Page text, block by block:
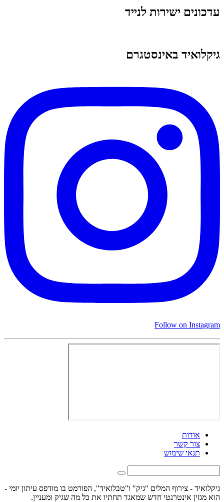
עדכונים ישירות לנייד
גיקלואיד באינסטגרם
Follow on Instagram
אודות
צור קשר
תנאי שימוש
גיקלואיד - צירוף המלים "גיק" ו"טבלואיד", הפורמט בו מודפס עיתון יומי -
הוא מגזין אינטרנטי חדש שמאגד תחתיו את כל מה שגיק ומעניין.